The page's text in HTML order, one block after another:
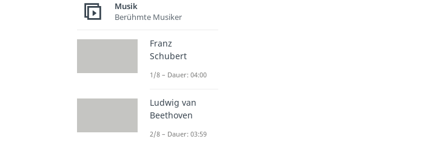
Musik
Berühmte Musiker
Franz
Schubert
1/8 – Dauer: 04:00
Ludwig van
Beethoven
2/8 – Dauer: 03:59